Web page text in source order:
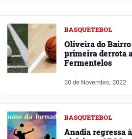
BASQUETEBOL
Oliveira do
primeira derrota
Fermentelos
20 de Novembro, 2022
BASQUETEBOL
Anadia regressa